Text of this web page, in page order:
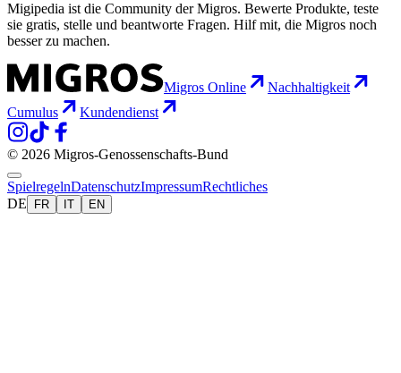
Migipedia ist die Community der Migros. Bewerte Produkte, teste
sie gratis, stelle und beantworte Fragen. Hilf mit, die Migros noch
besser zu machen.
Migros Online
Nachhaltigkeit
Cumulus
Kundendienst
© 2026 Migros-Genossenschafts-Bund
SpielregelnDatenschutzImpressumRechtliches
DE
FR IT EN